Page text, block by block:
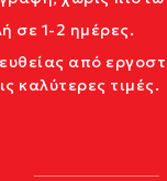
σε 1-2 ημέρες.
από
καλύτερες τιμές.